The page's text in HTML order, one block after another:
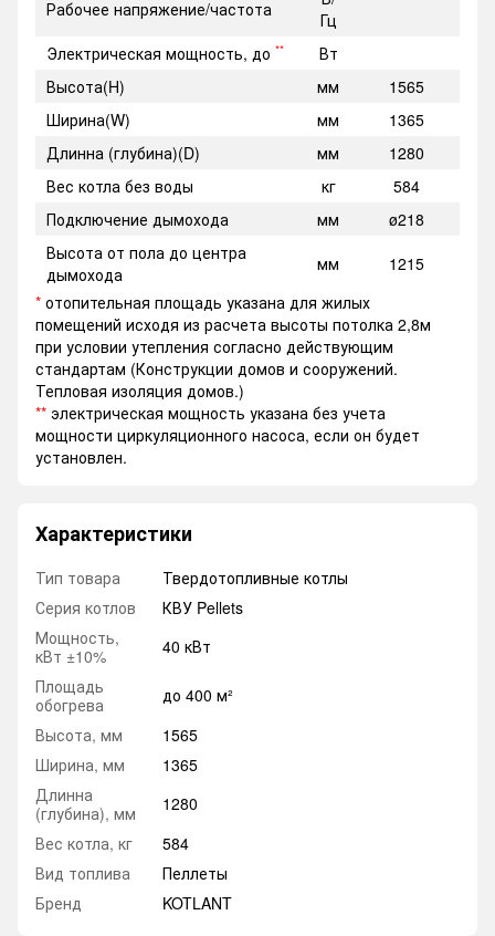
Рабочее напряжение/частота
Гц
Электрическая мощность, до **
Вт
Высота(H)
мм
1565
Ширина(W)
мм
1365
Длинна (глубина)(D)
мм
1280
Вес котла без воды
кг
584
Подключение дымохода
мм
ø218
Высота от пола до центра
дымохода
мм
1215
* отопительная площадь указана для жилых
помещений исходя из расчета высоты потолка 2,8м
при условии утепления согласно действующим
стандартам (Конструкции домов и сооружений.
Тепловая изоляция домов.)
** электрическая мощность указана без учета
мощности циркуляционного насоса, если он будет
установлен.
Характеристики
Тип товара
Твердотопливные котлы
Серия котлов
КВУ Pellets
Мощность,
кВт ±10%
40 кВт
Площадь
обогрева
до 400 м²
Высота, мм
1565
Ширина, мм
1365
Длинна
(глубина), мм
1280
Вес котла, кг
584
Вид топлива
Пеллеты
Бренд
KOTLANT